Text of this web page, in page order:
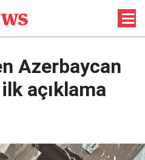
Azerbaycan
açıklama